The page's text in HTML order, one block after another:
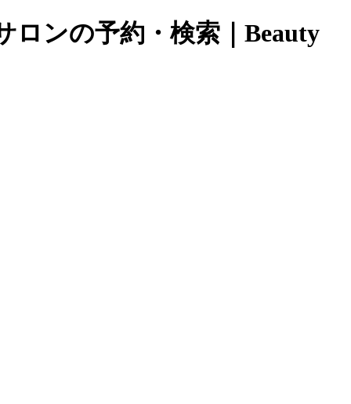
ロンの予約・検索｜Beauty